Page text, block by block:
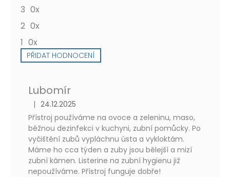
3 0x
2 0x
1 0x
PŘIDAT HODNOCENÍ
Lubomír
Hodnocení produktu je 5 z 5 hvězdiček.
| 24.12.2025
Přístroj používáme na ovoce a zeleninu, maso,
běžnou dezinfekci v kuchyni, zubní pomůcky. Po
vyčištění zubů vypláchnu ústa a vykloktám.
Máme ho cca týden a zuby jsou bělejší a mizí
zubní kámen. Listerine na zubní hygienu již
nepoužíváme. Přístroj funguje dobře!